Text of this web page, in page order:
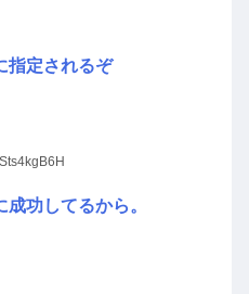
指定されるぞ
功してるから。